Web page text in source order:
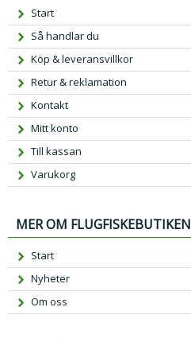
Start
Så handlar du
Köp & leveransvillkor
Retur & reklamation
Kontakt
Mitt konto
Till kassan
Varukorg
MER OM FLUGFISKEBUTIKEN
Start
Nyheter
Om oss